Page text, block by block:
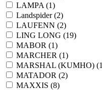
LAMPA (1)
Landspider (2)
LAUFENN (2)
LING LONG (19)
MABOR (1)
MARCHER (1)
MARSHAL (KUMHO) (1
MATADOR (2)
MAXXIS (8)